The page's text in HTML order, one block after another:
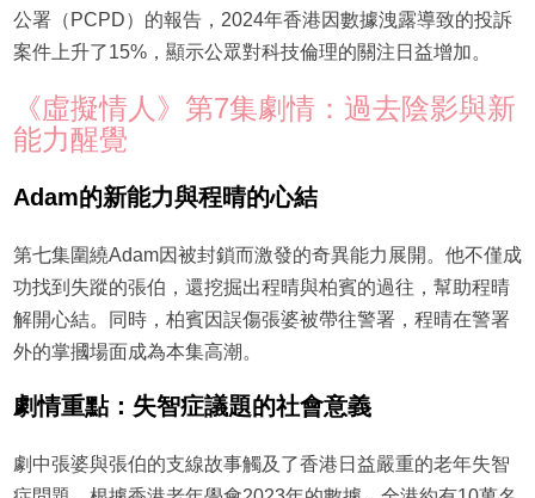
公署（PCPD）的報告，2024年香港因數據洩露導致的投訴
案件上升了15%，顯示公眾對科技倫理的關注日益增加。
《虛擬情人》第7集劇情：過去陰影與新
能力醒覺
Adam的新能力與程晴的心結
第七集圍繞Adam因被封鎖而激發的奇異能力展開。他不僅成
功找到失蹤的張伯，還挖掘出程晴與柏賓的過往，幫助程晴
解開心結。同時，柏賓因誤傷張婆被帶往警署，程晴在警署
外的掌摑場面成為本集高潮。
劇情重點：失智症議題的社會意義
劇中張婆與張伯的支線故事觸及了香港日益嚴重的老年失智